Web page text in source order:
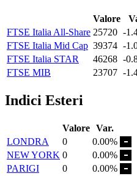
Valore
FTSE Italia All-Share 25720 -
FTSE Italia Mid Cap 39374 -
FTSE Italia STAR
46268 -
FTSE MIB
23707 -
Indici Esteri
Valore Var.
LONDRA
0
0.00%
NEW YORK 0
0.00%
PARIGI
0
0.00%